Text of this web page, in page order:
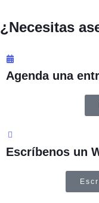
“
¿Necesitas
Agenda una
Escríbenos un